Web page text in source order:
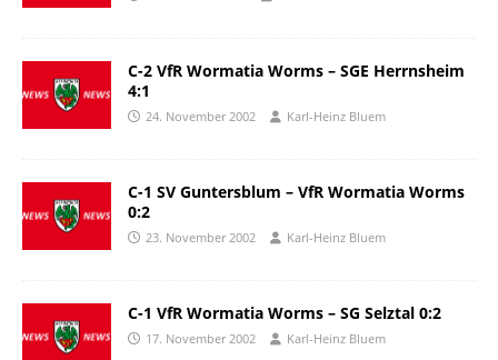
C-2 VfR Wormatia Worms – SGE Herrnsheim
4:1
24. November 2002 Karl-Heinz Bluem
C-1 SV Guntersblum – VfR Wormatia Worms
0:2
23. November 2002 Karl-Heinz Bluem
C-1 VfR Wormatia Worms – SG Selztal 0:2
17. November 2002 Karl-Heinz Bluem